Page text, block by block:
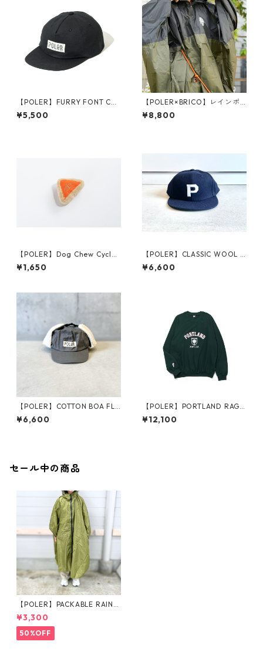
【POLER】FURRY FONT COT
TON 6P CAP
¥5,500
【POLER×BRICO】レインポ
ンチョ
¥8,800
【POLER】Dog Chew Cyclop
s
¥1,650
【POLER】CLASSIC WOOL B
ASEBALL CAP
¥6,600
【POLER】COTTON BOA FLA
P CAP
¥6,600
【POLER】PORTLAND RAGL
AN CREW Lサイズ
¥12,100
セール中の商品
【POLER】PACKABLE RAIN P
ONCHO
¥3,300
50%OFF